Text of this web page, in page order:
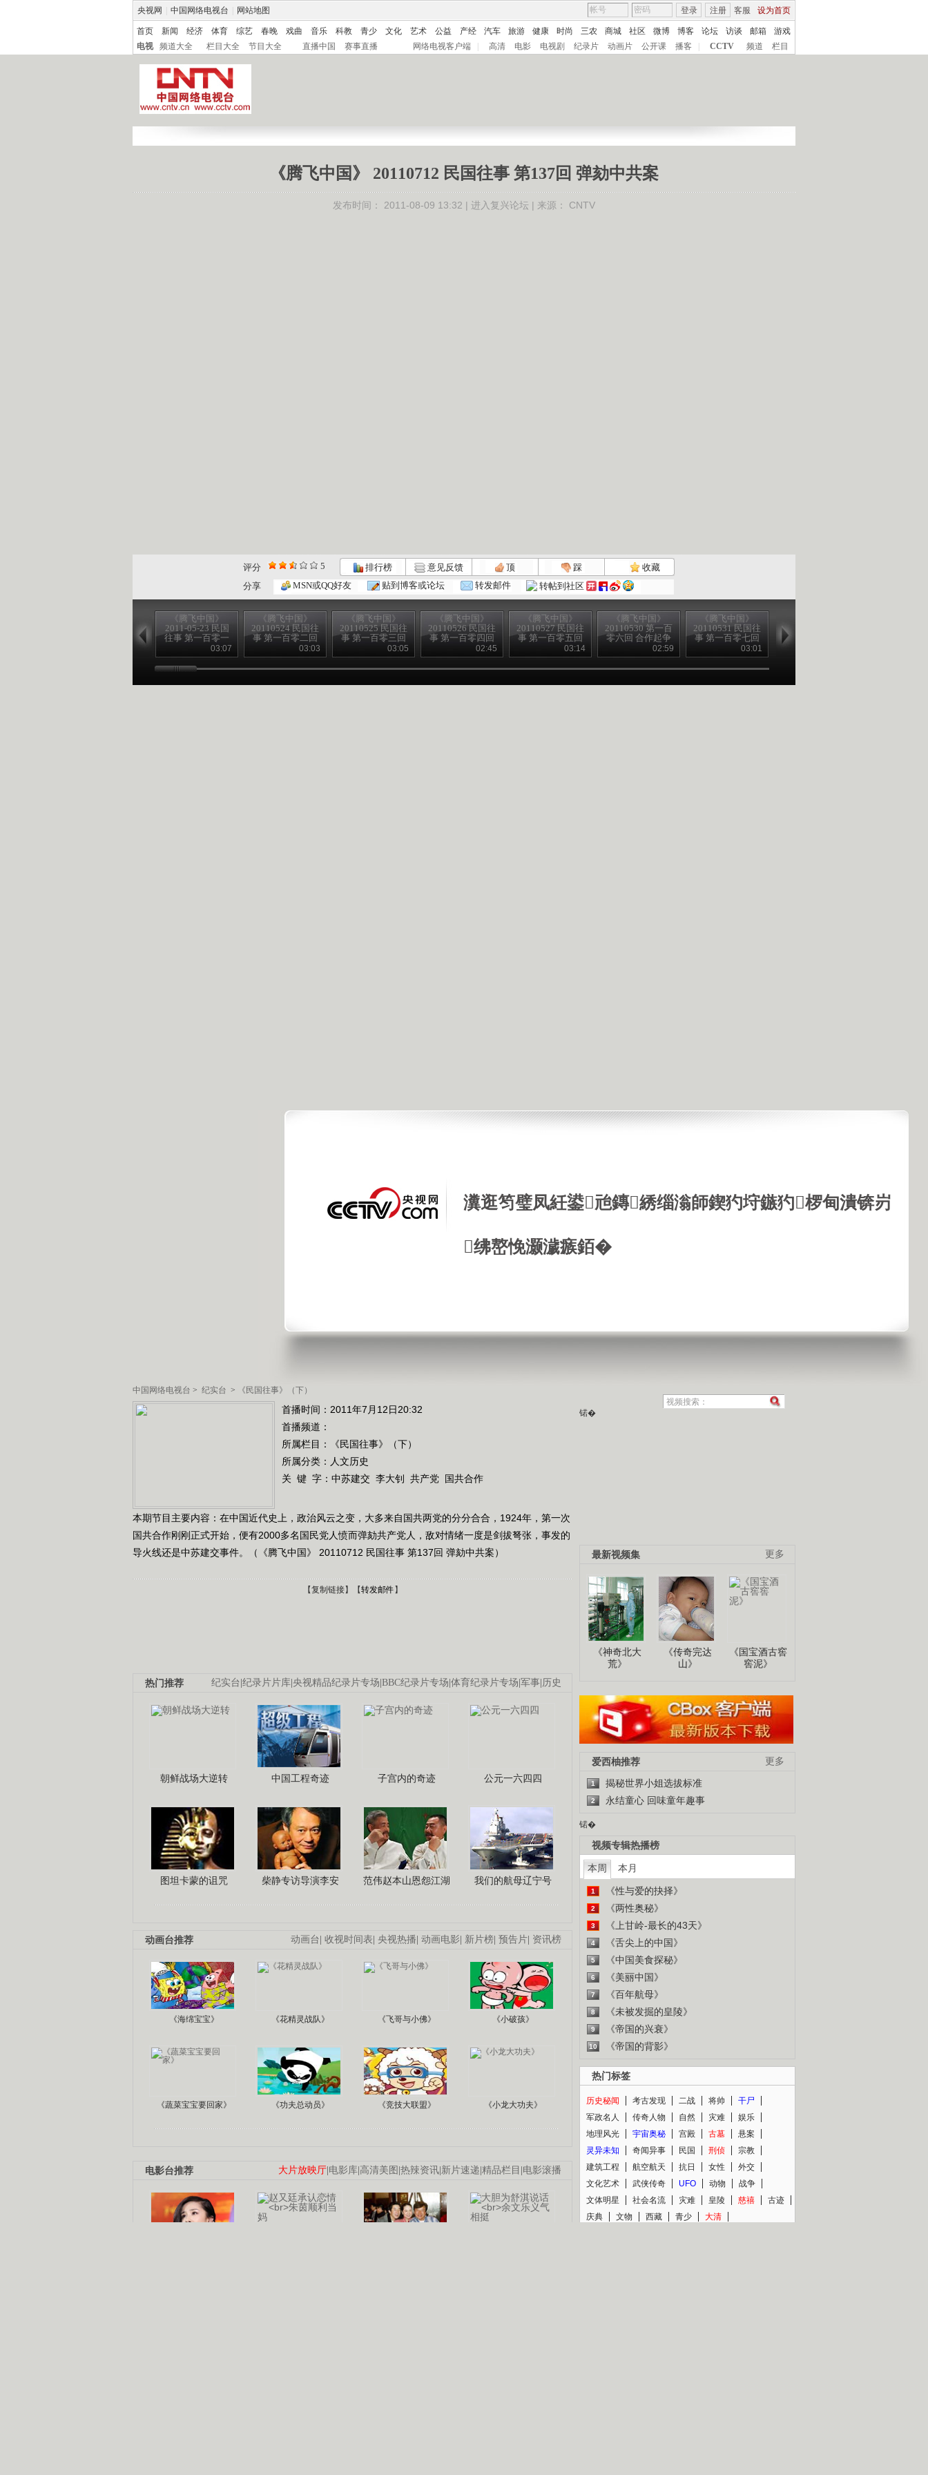
央视网 中国网络电视台 网站地图 客服 设为首页
登录 注册
首页 新闻 经济 体育 综艺 春晚 戏曲 音乐 科教 青少 文化 艺术 公益 产经 汽车 旅游 健康 时尚 三农 商城 社区 微博 博客 论坛 访谈 邮箱
游戏
电视
频道大全 栏目大全 节目大全 直播中国 赛事直播 网络电视客户端 高清 电影 电视剧 纪录片 动画片 公开课 播客 CCTV 频道 栏目
瀵逛笉璧凤紝鍙兘鏄綉缁滃師鍥犳垨鏃犳椤甸潰锛岃
绋嶅悗灏濊瘯銆�
中国网络电视台 > 纪实台 > 《民国往事》（下）
《腾飞中国》 20110712 民国往事 第137回 弹劾中共案
发布时间： 2011-08-09 13:32 | 进入复兴论坛 | 来源： CNTV
评分 5 排行榜 意见反馈 顶 踩
收藏
分享
MSN或QQ好友 贴到博客或论坛 转发邮件 转帖到社区
《腾飞中国》
2011-05-23 民国
往事 第一百零一
03:07
《腾飞中国》
20110524 民国往
事 第一百零二回
中共的一大
（下）
03:03
《腾飞中国》
20110525 民国往
事 第一百零三回
海员大罢工03:05
《腾飞中国》
20110526 民国往
事 第一百零四回
电影的辉煌02:45
《腾飞中国》
20110527 民国往
事 第一百零五回
陈炯明叛变03:14
《腾飞中国》
20110530 第一百
零六回 合作起争
端（上）02:59
《腾飞中国》
20110531 民国往
事 第一百零七回
合作起争端
（下）
03:01
20110601 民国往
事 第一百零八回
首播时间：2011年7月12日20:32
首播频道：
所属栏目：
《民国往事》（下）
所属分类：人文历史
关 键 字： 中苏建交 李大钊 共产党 国共合作
本期节目主要内容：在中国近代史上，政治风云之变，大多来自国共两党的分分合合，1924年，第一次
国共合作刚刚正式开始，便有2000多名国民党人愤而弹劾共产党人，敌对情绪一度是剑拔弩张，事发的
导火线还是中苏建交事件。（《腾飞中国》 20110712 民国往事 第137回 弹劾中共案）
【复制链接】【转发邮件】
纪实台|纪录片片库|央视精品纪录片专场|BBC纪录片专场|体育纪录片专场|军事| 历史
热门推荐
朝鲜战场大逆转 中国工程奇迹 子宫内的奇迹 公元一六四四
图坦卡蒙的诅咒 柴静专访导演李安 范伟赵本山恩怨江湖 我们的航母辽宁号
动画台| 收视时间表| 央视热播| 动画电影| 新片榜| 预告片| 资讯榜
动画台推荐
《海绵宝宝》 《花精灵战队》 《飞哥与小佛》 《小破孩》
《蔬菜宝宝要回家》 《功夫总动员》 《竞技大联盟》 《小龙大功夫》
大片放映厅|电影库|高清美图 |热辣资讯|新片速递|精品栏目 |电影滚播
电影台推荐
锘�
更多
最新视频集
《神奇北大
荒》
《传奇完达
山》
《国宝酒古窖
窖泥》
更多
爱西柚推荐
1 揭秘世界小姐选拔标准
2 永结童心 回味童年趣事
锘�
视频专辑热播榜
本周 本月
1 《性与爱的抉择》
2 《两性奥秘》
3 《上甘岭-最长的43天》
4 《舌尖上的中国》
5 《中国美食探秘》
6 《美丽中国》
7 《百年航母》
8 《未被发掘的皇陵》
9 《帝国的兴衰》
10 《帝国的背影》
热门标签
历史秘闻 考古发现 二战 将帅
干尸
军政名人
传奇人物 自然 灾难
娱乐
地理风光
宇宙奥秘 宫殿 古墓
悬案
灵异未知
奇闻异事 民国 刑侦
宗教
建筑工程
航空航天 抗日 女性
外交
文化艺术
武侠传奇 UFO 动物
战争
文体明星
社会名流 灾难 皇陵 慈禧
古迹
庆典
文物 西藏 青少 大清